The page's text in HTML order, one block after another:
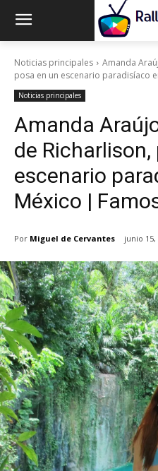
Noticias principales
Amanda
posa en un escenario paradisíaco
Noticias principales
Amanda
de Richarlison,
escenario
México |
Por Miguel de Cervantes junio 15,